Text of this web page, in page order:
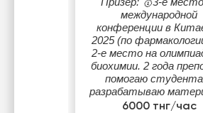
международной
конференции в
2025 (по
2-е место на
биохимии. 2 года
помогаю
разрабатываю
Пробный урок: Google
6000 тнг/час